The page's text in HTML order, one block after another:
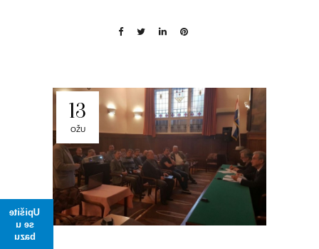
Upišite
se u
bazu
13
OŽU